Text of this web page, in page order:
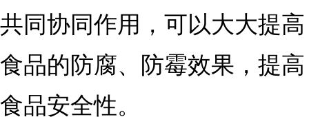
共同协同作用，可以大大提高
食品的防腐、防霉效果，提高
食品安全性。